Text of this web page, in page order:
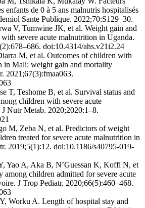
enfants de 0 à 5 ans malnutris hospitalisés
Sante Publique. 2022;70:S129–30.
V, Tumwine JK, et al. Weight gain and
severe acute malnutrition in Uganda.
doi:10.4314/ahs.v21i2.24
M, et al. Outcomes of children with
in Mali: weight gain and mortality
2021;67(3):fmaa063.
T, Teshome B, et al. Survival status and
children with severe acute
Nutr Metab. 2020;2020:1–8.
M, Zeba N, et al. Predictors of weight
treated for severe acute malnutrition in
2019;5(1):12. doi:10.1186/s40795-019-
Yao A, Aka B, N’Guessan K, Koffi N, et
among children admitted for severe acute
J Trop Pediatr. 2020;66(5):460–468.
Worku A. Length of hospital stay and